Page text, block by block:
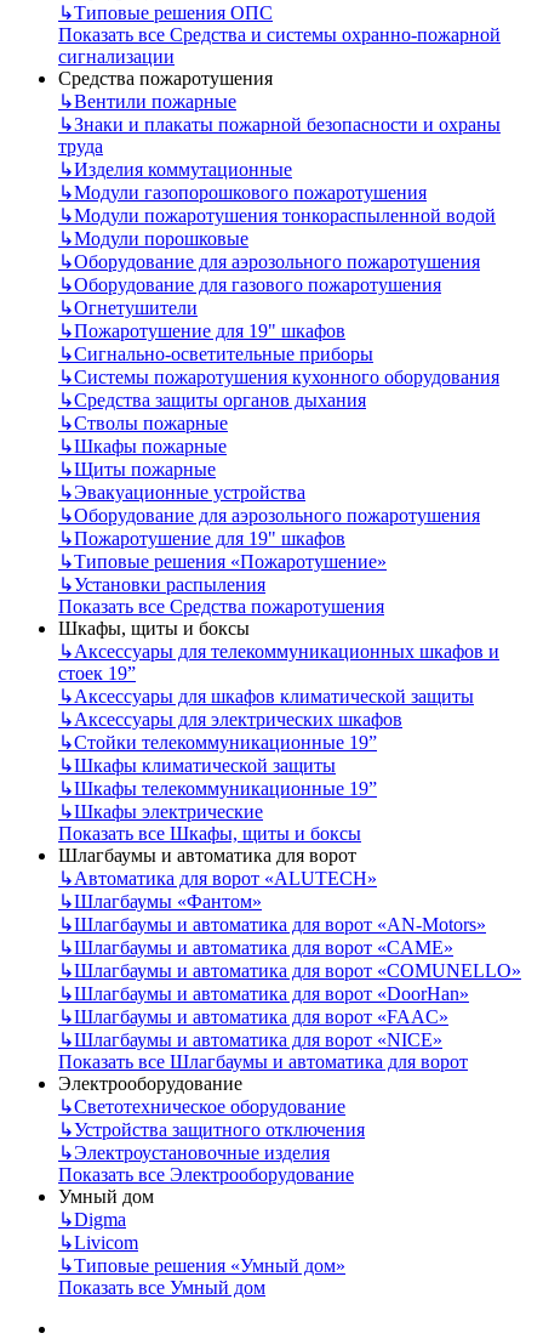
↳Типовые решения ОПС
Показать все Средства и системы охранно-пожарной
сигнализации
Средства пожаротушения
↳Вентили пожарные
↳Знаки и плакаты пожарной безопасности и охраны
труда
↳Изделия коммутационные
↳Модули газопорошкового пожаротушения
↳Модули пожаротушения тонкораспыленной водой
↳Модули порошковые
↳Оборудование для аэрозольного пожаротушения
↳Оборудование для газового пожаротушения
↳Огнетушители
↳Пожаротушение для 19" шкафов
↳Сигнально-осветительные приборы
↳Системы пожаротушения кухонного оборудования
↳Средства защиты органов дыхания
↳Стволы пожарные
↳Шкафы пожарные
↳Щиты пожарные
↳Эвакуационные устройства
↳Оборудование для аэрозольного пожаротушения
↳Пожаротушение для 19" шкафов
↳Типовые решения «Пожаротушение»
↳Установки распыления
Показать все Средства пожаротушения
Шкафы, щиты и боксы
↳Аксессуары для телекоммуникационных шкафов и
стоек 19”
↳Аксессуары для шкафов климатической защиты
↳Аксессуары для электрических шкафов
↳Стойки телекоммуникационные 19”
↳Шкафы климатической защиты
↳Шкафы телекоммуникационные 19”
↳Шкафы электрические
Показать все Шкафы, щиты и боксы
Шлагбаумы и автоматика для ворот
↳Автоматика для ворот «ALUTECH»
↳Шлагбаумы «Фантом»
↳Шлагбаумы и автоматика для ворот «AN-Motors»
↳Шлагбаумы и автоматика для ворот «CAME»
↳Шлагбаумы и автоматика для ворот «COMUNELLO»
↳Шлагбаумы и автоматика для ворот «DoorHan»
↳Шлагбаумы и автоматика для ворот «FAAC»
↳Шлагбаумы и автоматика для ворот «NICE»
Показать все Шлагбаумы и автоматика для ворот
Электрооборудование
↳Светотехническое оборудование
↳Устройства защитного отключения
↳Электроустановочные изделия
Показать все Электрооборудование
Умный дом
↳Digma
↳Livicom
↳Типовые решения «Умный дом»
Показать все Умный дом